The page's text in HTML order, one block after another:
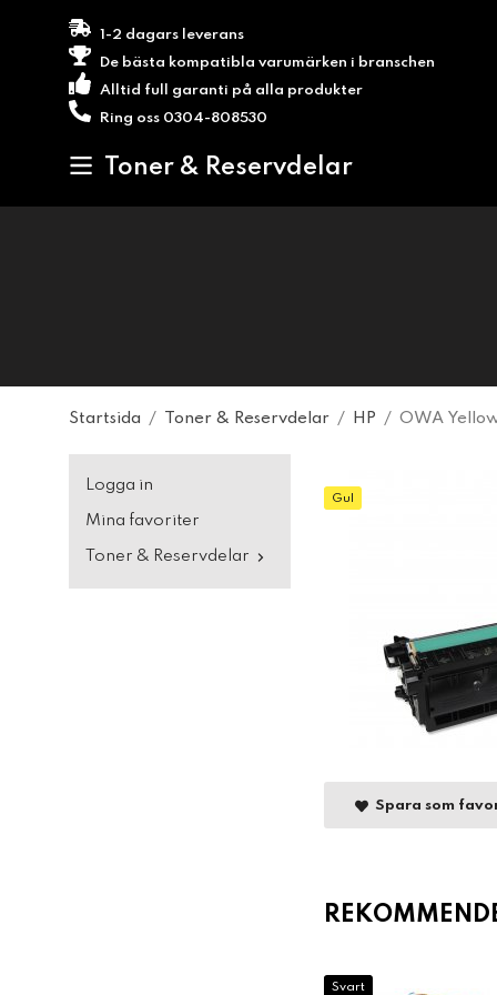
1-2 dagars leverans
De bästa kompatibla varumärken i branschen
Alltid full garanti på alla produkter
Ring oss 0304-808530
Toner & Reservdelar
Startsida / Toner & Reservdelar / HP / OWA
Logga in
Mina favoriter
Toner & Reservdelar
Gul
Spara som
Svart